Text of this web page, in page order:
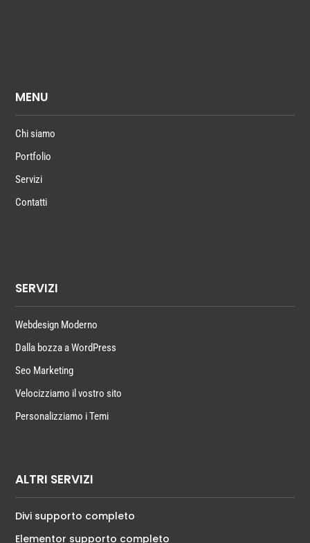
MENU
Chi siamo
Portfolio
Servizi
Contatti
SERVIZI
Webdesign Moderno
Dalla bozza a WordPress
Seo Marketing
Velocizziamo il vostro sito
Personalizziamo i Temi
ALTRI SERVIZI
Divi supporto completo
Elementor supporto completo